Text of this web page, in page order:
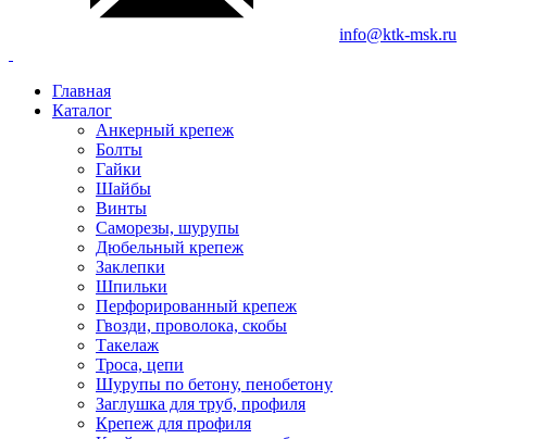
info@ktk-msk.ru
Главная
Каталог
Анкерный крепеж
Болты
Гайки
Шайбы
Винты
Саморезы, шурупы
Дюбельный крепеж
Заклепки
Шпильки
Перфорированный крепеж
Гвозди, проволока, скобы
Такелаж
Троса, цепи
Шурупы по бетону, пенобетону
Заглушка для труб, профиля
Крепеж для профиля